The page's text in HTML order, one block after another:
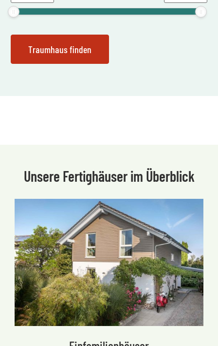
Unsere Fertighäuser im Überblick